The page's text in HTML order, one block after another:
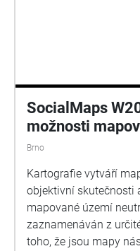
SocialMaps
možnosti
Brno
Kartografie vytváří
objektivní skutečnosti
mapované území
zaznamenáván z
toho, že jsou mapy